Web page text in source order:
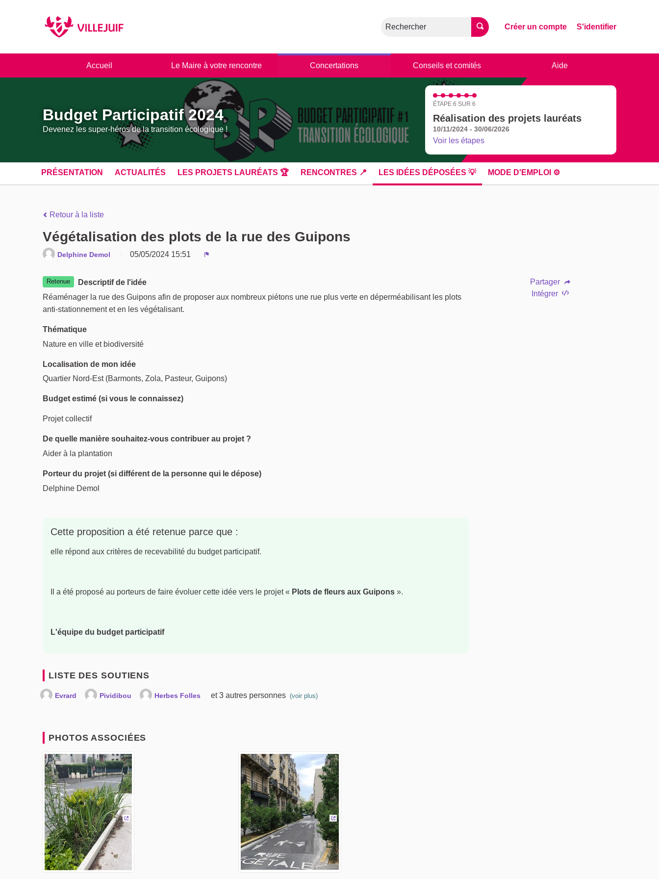
Rechercher Créer un compte S'identifier
Accueil Le Maire à votre rencontre Concertations Conseils et comités Aide
Budget Participatif 2024
Devenez les super-héros de la transition écologique !
ÉTAPE 6 SUR 6
Réalisation des projets lauréats
10/11/2024 - 30/06/2026
Voir les étapes
PRÉSENTATION ACTUALITÉS LES PROJETS LAURÉATS 🏆 RENCONTRES 📍 LES IDÉES DÉPOSÉES 💡 MODE D'EMPLOI ⚙️
Retour à la liste
Végétalisation des plots de la rue des Guipons
Delphine Demol
05/05/2024 15:51
Retenue
Descriptif de l'idée
Réaménager la rue des Guipons afin de proposer aux nombreux piétons une rue plus verte en déperméabilisant les plots
anti-stationnement et en les végétalisant.
Thématique
Nature en ville et biodiversité
Localisation de mon idée
Quartier Nord-Est (Barmonts, Zola, Pasteur, Guipons)
Budget estimé (si vous le connaissez)
Projet collectif
De quelle manière souhaitez-vous contribuer au projet ?
Aider à la plantation
Porteur du projet (si différent de la personne qui le dépose)
Delphine Demol
Cette proposition a été retenue parce que :
elle répond aux critères de recevabilité du budget participatif.
Il a été proposé au porteurs de faire évoluer cette idée vers le projet « Plots de fleurs aux Guipons ».
L'équipe du budget participatif
LISTE DES SOUTIENS
Evrard Pividibou Herbes Folles et 3 autres personnes (voir plus)
Partager
Intégrer
PHOTOS ASSOCIÉES
(Lien externe) (Lien externe)